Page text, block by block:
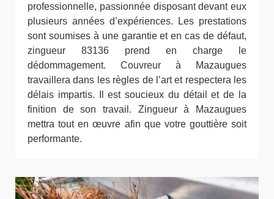
professionnelle, passionnée disposant devant eux
plusieurs années d’expériences. Les prestations
sont soumises à une garantie et en cas de défaut,
zingueur 83136 prend en charge le
dédommagement. Couvreur à Mazaugues
travaillera dans les règles de l’art et respectera les
délais impartis. Il est soucieux du détail et de la
finition de son travail. Zingueur à Mazaugues
mettra tout en œuvre afin que votre gouttière soit
performante.